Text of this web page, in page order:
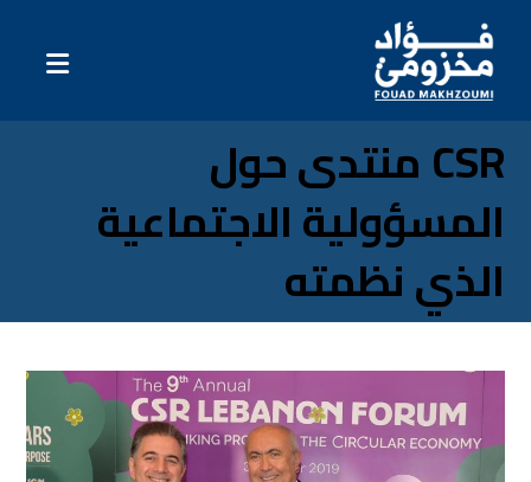
CSR منتدى حول
المسؤولية الاجتماعية
الذي نظمته